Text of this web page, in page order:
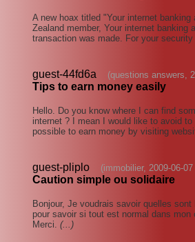
A new hoax titled "Your internet
Zealand member, Your internet
transaction was made. For your
guest-44fd6a (questions answers,
Tips to earn money easily
Hello. Do you know where I can find
internet ? I mean I would like to avoid
possible to earn money by visiting
guest-pliplo (immobilier, 2009-06-
Caution simple ou solidaire
Bonjour, Je voudrais savoir quelles
pour savoir si tout est normal dans
Merci. (...)